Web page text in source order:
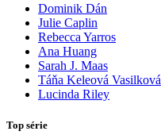
Dominik Dán
Julie Caplin
Rebecca Yarros
Ana Huang
Sarah J. Maas
Táňa Keleová Vasilková
Lucinda Riley
Top série